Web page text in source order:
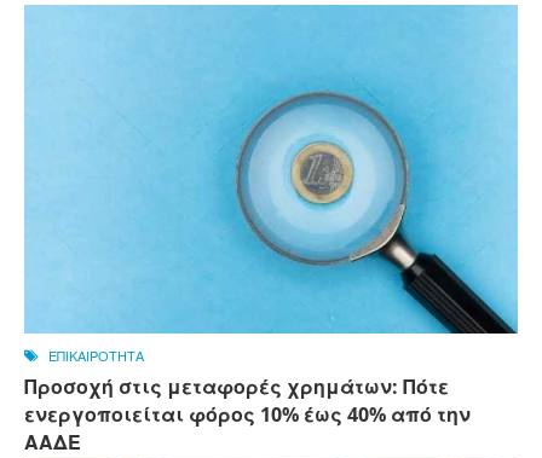
ΕΠΙΚΑΙΡΟΤΗΤΑ
Προσοχή στις μεταφορές χρημάτων: Πότε
ενεργοποιείται φόρος 10% έως 40% από την
ΑΑΔΕ